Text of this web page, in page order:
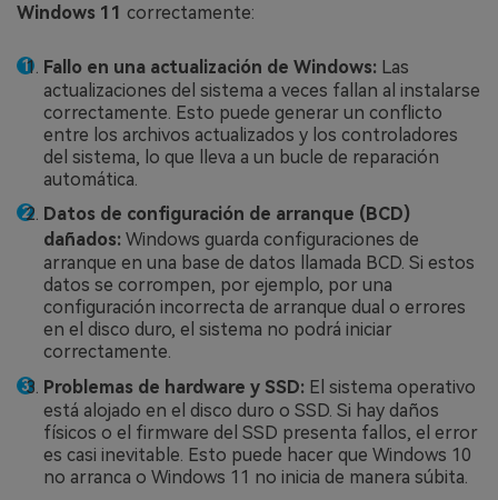
Windows 11 correctamente:
Fallo en una actualización de Windows: Las
actualizaciones del sistema a veces fallan al instalarse
correctamente. Esto puede generar un conflicto
entre los archivos actualizados y los controladores
del sistema, lo que lleva a un bucle de reparación
automática.
Datos de configuración de arranque (BCD)
dañados: Windows guarda configuraciones de
arranque en una base de datos llamada BCD. Si estos
datos se corrompen, por ejemplo, por una
configuración incorrecta de arranque dual o errores
en el disco duro, el sistema no podrá iniciar
correctamente.
Problemas de hardware y SSD: El sistema operativo
está alojado en el disco duro o SSD. Si hay daños
físicos o el firmware del SSD presenta fallos, el error
es casi inevitable. Esto puede hacer que Windows 10
no arranca o Windows 11 no inicia de manera súbita.